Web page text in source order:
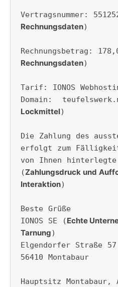
Vertragsnummer:
Rechnungsdaten)
Rechnungsbetrag:
Rechnungsdaten)
Tarif: IONOS
Domain:
Lockmittel)
Die Zahlung des
erfolgt zum
von Ihnen hinterlegte
(Zahlungsdruck und
Interaktion)
Beste Grüße
IONOS SE (Echte
Tarnung)
Elgendorfer Straße 57
56410 Montabaur
Hauptsitz Montabaur,